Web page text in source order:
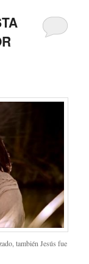
también Jesús fue